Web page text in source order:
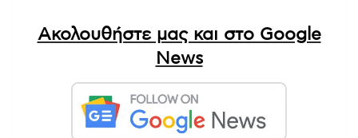
Ακολουθήστε μας και στο Google
News